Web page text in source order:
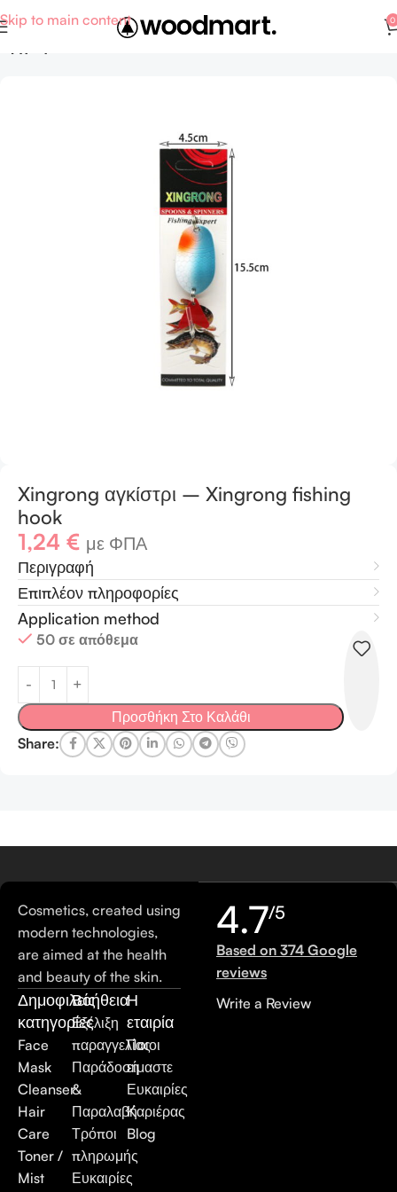
Skip to main content 0
Xingrong αγκίστρι – Xingrong fishing
hook
1,24 € με ΦΠΑ
Περιγραφή
Επιπλέον πληροφορίες
Application method
50 σε απόθεμα
Προσθήκη Στο Καλάθι
Share:
Cosmetics, created using
modern technologies,
are aimed at the health
and beauty of the skin.
Δημοφιλείς
κατηγορίες
Face
Mask
Cleanser
Hair
Care
Toner /
Mist
Βοήθεια
Εξέλιξη
παραγγελίας
Παράδοση
&
Παραλαβή
Τρόποι
πληρωμής
Ευκαιρίες
Η
εταιρία
Ποιοι
είμαστε
Ευκαιρίες
Καριέρας
Blog
4.7/5
Based on 374 Google
reviews
Write a Review